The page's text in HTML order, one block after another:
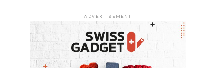
ADVERTISEMENT